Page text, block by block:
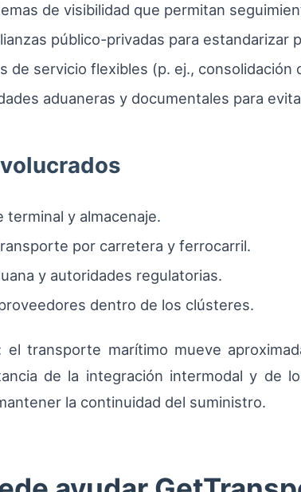
de visibilidad que permitan
público-privadas para estandarizar
de servicio flexibles (p. ej., consolidación
aduaneras y documentales para
terminal y almacenaje.
por carretera y ferrocarril.
y autoridades regulatorias.
dentro de los clústeres.
el transporte marítimo mueve
de la integración intermodal y de
la continuidad del suministro.